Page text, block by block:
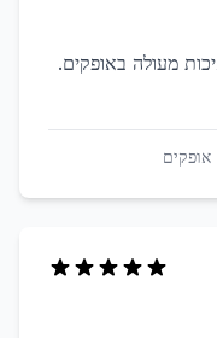
מעולה באופקים.
אופקים